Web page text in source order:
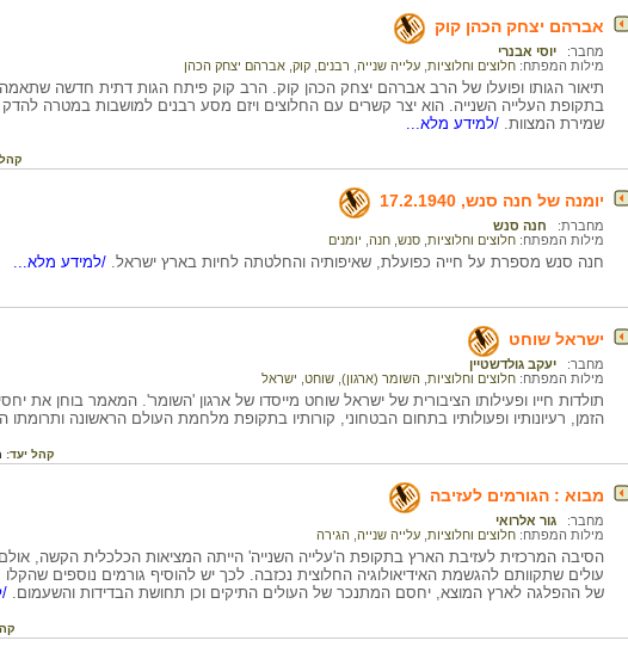
אברהם יצחק הכהן קוק
מחבר:
יוסי אבנרי
מילות המפתח: חלוצים וחלוציות עלייה שנייה רבנים קוק, אברהם יצחק הכהן
תיאור הגותו ופועלו של הרב אברהם יצחק הכהן קוק. הרב קוק פיתח הגות דתית חדשה
בתקופת העלייה השנייה. הוא יצר קשרים עם החלוצים ויזם מסע רבנים למושבות במטרה
שמירת המצוות. /למידע מלא...
יומנה של חנה סנש, 17.2.1940
מחברת:
חנה סנש
מילות המפתח: חלוצים וחלוציות סנש, חנה יומנים
חנה סנש מספרת על חייה כפועלת, שאיפותיה והחלטתה לחיות בארץ ישראל. /למידע מלא...
ישראל שוחט
מחבר:
יעקב גולדשטיין
מילות המפתח: חלוצים וחלוציות השומר (ארגון) שוחט, ישראל
תולדות חייו ופעילותו הציבורית של ישראל שוחט מייסדו של ארגון 'השומר'. המאמר בוחן את
הזמן, רעיונותיו ופעולותיו בתחום הבטחוני, קורותיו בתקופת מלחמת העולם הראשונה
קהל יעד:
מבוא : הגורמים לעזיבה
מחבר:
גור אלרואי
מילות המפתח: חלוצים וחלוציות עלייה שנייה הגירה
הסיבה המרכזית לעזיבת הארץ בתקופת ה'עלייה השנייה' הייתה המציאות הכלכלית הקשה,
עולים שתקוותם להגשמת האידיאולוגיה החלוצית נכזבה. לכך יש להוסיף גורמים נוספים
של ההפלגה לארץ המוצא, יחסם המתנכר של העולים התיקים וכן תחושת הבדידות והשעמום. /